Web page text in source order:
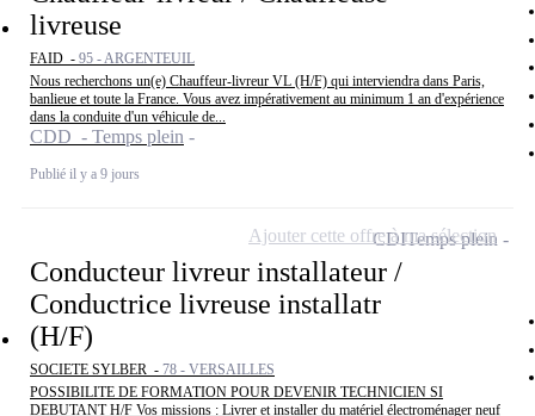
livreuse
FAID - 95 - ARGENTEUIL
Nous recherchons un(e) Chauffeur-livreur VL (H/F) qui interviendra dans Paris,
banlieue et toute la France. Vous avez impérativement au minimum 1 an d'expérience
dans la conduite d'un véhicule de...
CDD - Temps plein
Publié il y a 9 jours
Conducteur livreur installateur /
Conductrice livreuse installatr
(H/F)
SOCIETE SYLBER - 78 - VERSAILLES
POSSIBILITE DE FORMATION POUR DEVENIR TECHNICIEN SI
DEBUTANT H/F Vos missions : Livrer et installer du matériel électroménager neuf
CDITemps plein
Ajouter cette offre à ma sélection